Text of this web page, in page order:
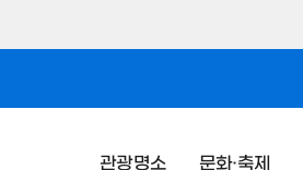
관광명소 문화·축제